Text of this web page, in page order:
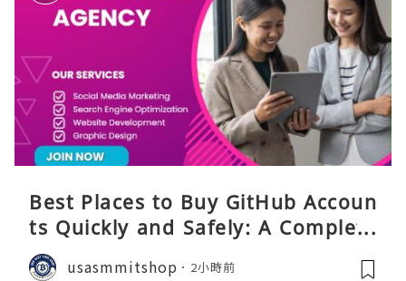
Best Places to Buy GitHub Accoun
ts Quickly and Safely: A Complete
Guide
usasmmitshop 2小時前